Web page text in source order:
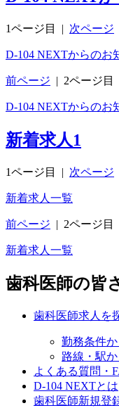
1ページ目 | 次ページ
D-104 NEXTからのお
前ページ | 2ページ目
D-104 NEXTからのお
新着求人1
1ページ目 | 次ページ
新着求人一覧
前ページ | 2ページ目
新着求人一覧
歯科医師の皆
歯科医師求人を
勤務条件
路線・駅
よくある質問・
D-104 NEXTとは
歯科医師新規登